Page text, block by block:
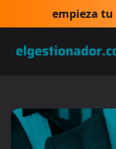
empieza tu